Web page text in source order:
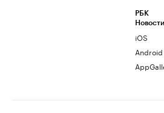
РБК
Новости
iOS
Android